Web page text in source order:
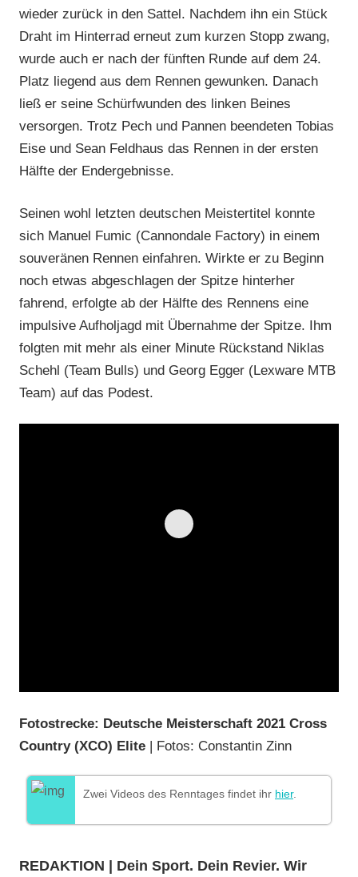
wieder zurück in den Sattel. Nachdem ihn ein Stück
Draht im Hinterrad erneut zum kurzen Stopp zwang,
wurde auch er nach der fünften Runde auf dem 24.
Platz liegend aus dem Rennen gewunken. Danach
ließ er seine Schürfwunden des linken Beines
versorgen. Trotz Pech und Pannen beendeten Tobias
Eise und Sean Feldhaus das Rennen in der ersten
Hälfte der Endergebnisse.
Seinen wohl letzten deutschen Meistertitel konnte
sich Manuel Fumic (Cannondale Factory) in einem
souveränen Rennen einfahren. Wirkte er zu Beginn
noch etwas abgeschlagen der Spitze hinterher
fahrend, erfolgte ab der Hälfte des Rennens eine
impulsive Aufholjagd mit Übernahme der Spitze. Ihm
folgten mit mehr als einer Minute Rückstand Niklas
Schehl (Team Bulls) und Georg Egger (Lexware MTB
Team) auf das Podest.
Fotostrecke: Deutsche Meisterschaft 2021 Cross
Country (XCO) Elite | Fotos: Constantin Zinn
Zwei Videos des Renntages findet ihr hier.
REDAKTION | Dein Sport. Dein Revier. Wir